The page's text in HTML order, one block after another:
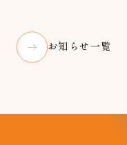
お知らせ一覧